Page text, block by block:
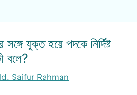
সঙ্গে যুক্ত হয়ে পদকে নির্দিষ্ট
বলে?
Saifur Rahman